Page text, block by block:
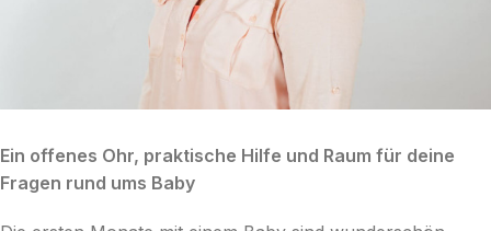
Ein offenes Ohr, praktische Hilfe und Raum für deine
Fragen rund ums Baby